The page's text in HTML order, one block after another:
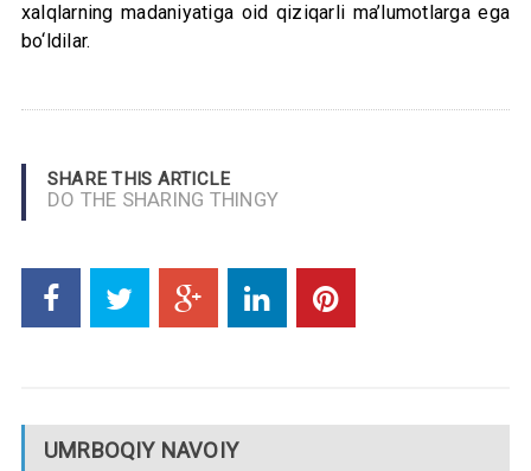
xalqlarning madaniyatiga oid qiziqarli ma’lumotlarga ega
bo‘ldilar.
SHARE THIS ARTICLE
DO THE SHARING THINGY
UMRBOQIY NAVOIY